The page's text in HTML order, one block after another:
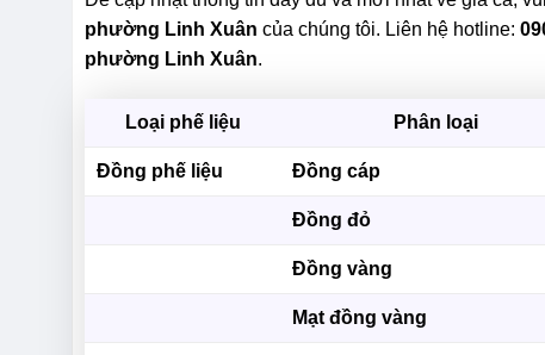
phường Linh Xuân của chúng tôi. Liên hệ hotline:
phường Linh Xuân.
Loại phế liệu Phân loại
Đồng phế liệu Đồng cáp
Đồng đỏ
Đồng vàng
Mạt đồng vàng